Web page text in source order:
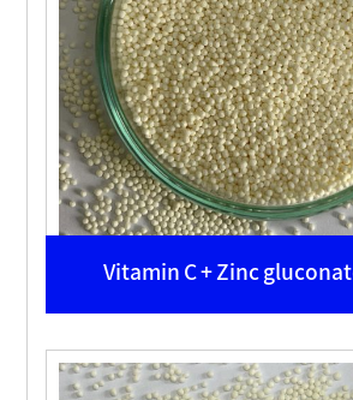
Vitamin C + Zinc